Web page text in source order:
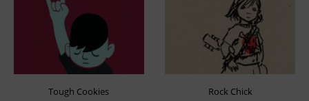
Tough Cookies Rock Chick